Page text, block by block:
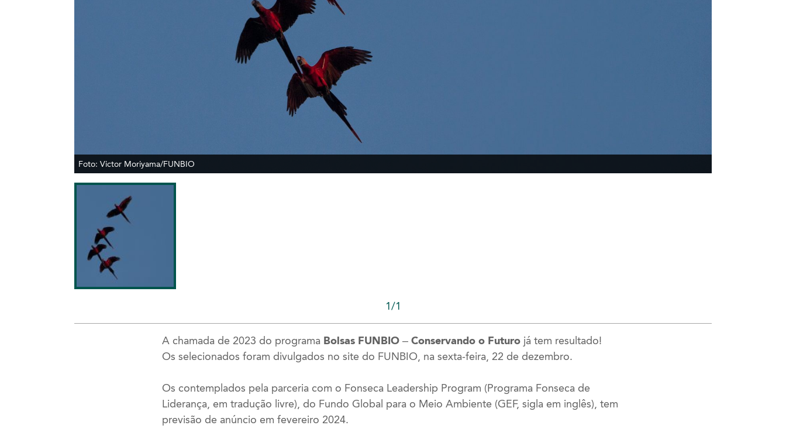
Foto: Victor Moriyama/FUNBIO
1/1
A chamada de 2023 do programa Bolsas FUNBIO – Conservando o Futuro já tem resultado!
Os selecionados foram divulgados no site do FUNBIO, na sexta-feira, 22 de dezembro.
Os contemplados pela parceria com o Fonseca Leadership Program (Programa Fonseca de
Liderança, em tradução livre), do Fundo Global para o Meio Ambiente (GEF, sigla em inglês), tem
previsão de anúncio em fevereiro 2024.